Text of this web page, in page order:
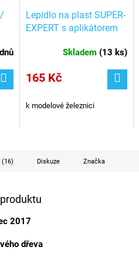
Lepidlo na plast SUPER-
EXPERT s aplikátorem
Faller 170490
Skladem (13 ks)
165 Kč
k modelové železnici
(16) Diskuze Značka
2017
dřeva